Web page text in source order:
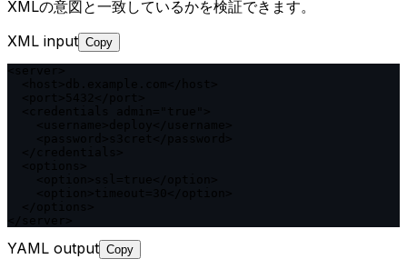
XMLの意図と一致しているかを検証できます。
XML input Copy
YAML output Copy